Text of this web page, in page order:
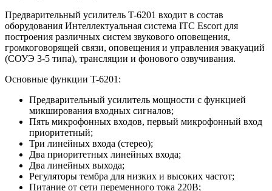
Предварительный усилитель T-6201 входит в состав
оборудования Интеллектуальная система ITC Escort для
построения различных систем звукового оповещения,
громкоговорящей связи, оповещения и управления эвакуаций
(СОУЭ 3-5 типа), трансляции и фонового озвучивания.
Основные функции T-6201:
Предварительный усилитель мощности с функцией
микширования входных сигналов;
Пять микрофонных входов, первый микрофонный вход
приоритетный;
Три линейных входа (стерео);
Два приоритетных линейных входа;
Два линейных выхода;
Регуляторы тембра для низких и высоких частот;
Питание от сети переменного тока 220В;